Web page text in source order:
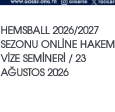
HEMSBALL 2026/2027
SEZONU ONLİNE HAKEM
VİZE SEMİNERİ / 23
AĞUSTOS 2026